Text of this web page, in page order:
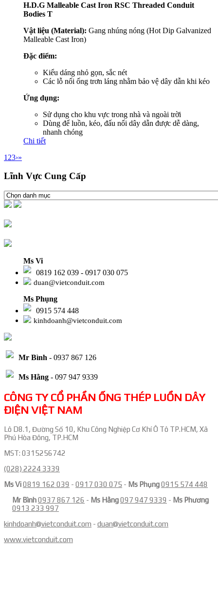
H.D.G Malleable Cast Iron RSC Threaded Conduit
Bodies T
Vật liệu (Material): Gang nhúng nóng (Hot Dip Galvanized
Malleable Cast Iron)
Đặc điểm:
Kiểu dáng nhỏ gọn, sắc nét
Các lỗ nối ống trơn láng nhằm bảo vệ dây dẫn khi kéo
Ứng dụng:
Sử dụng cho khu vực trong nhà và ngoài trời
Dùng để luồn, kéo, đấu nối dây dẫn được dễ dàng,
nhanh chóng
Chi tiết
1 23›»
Lĩnh Vực Cung Cấp
Ms Vi
0819 162 039 - 0917 030 075
duan@vietconduit.com
Ms Phụng
0915 574 448
kinhdoanh@vietconduit.com
Mr Bình - 0937 867 126
Ms Hằng - 097 947 9339
CÔNG TY CỔ PHẦN ỐNG THÉP LUỒN DÂY
ĐIỆN VIỆT NAM
Lô D8.1, Đường Số 10, Khu Công Nghiệp Cơ Khí Ô Tô TP.HCM, Xã
Phú Hòa Đông, TP.HCM
MST: 0315256742
(028) 2224 3339
Ms Vi0819 162 039 - 0917 030 075 - Ms Phụng0915 574 448
Mr Bình0937 867 126 - Ms Hằng097 947 9339 - Ms Phương
0913 233 997
kinhdoanh@vietconduit.com - duan@vietconduit.com
www.vietconduit.com